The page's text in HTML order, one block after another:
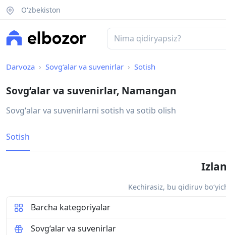
O'zbekiston
Darvoza Sovg‘alar va suvenirlar Sotish
Sovg‘alar va suvenirlar, Namangan
Sovgʻalar va suvenirlarni sotish va sotib olish
Sotish
Kechirasiz, bu qidiruv
Barcha kategoriyalar
Sovg‘alar va suvenirlar